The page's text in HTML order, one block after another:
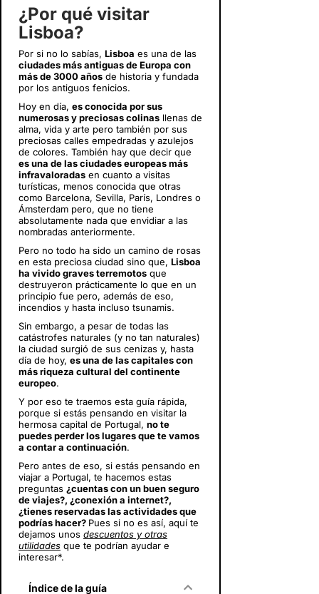
¿Por qué visitar
Lisboa?
Por si no lo sabías, Lisboa es una de las
ciudades más antiguas de Europa con
más de 3000 años de historia y fundada
por los antiguos fenicios.
Hoy en día, es conocida por sus
numerosas y preciosas colinas llenas de
alma, vida y arte pero también por sus
preciosas calles empedradas y azulejos
de colores. También hay que decir que
es una de las ciudades europeas más
infravaloradas en cuanto a visitas
turísticas, menos conocida que otras
como Barcelona, Sevilla, París, Londres o
Ámsterdam pero, que no tiene
absolutamente nada que envidiar a las
nombradas anteriormente.
Pero no todo ha sido un camino de rosas
en esta preciosa ciudad sino que, Lisboa
ha vivido graves terremotos que
destruyeron prácticamente lo que en un
principio fue pero, además de eso,
incendios y hasta incluso tsunamis.
Sin embargo, a pesar de todas las
catástrofes naturales (y no tan naturales)
la ciudad surgió de sus cenizas y, hasta
día de hoy, es una de las capitales con
más riqueza cultural del continente
europeo.
Y por eso te traemos esta guía rápida,
porque si estás pensando en visitar la
hermosa capital de Portugal, no te
puedes perder los lugares que te vamos
a contar a continuación.
Pero antes de eso, si estás pensando en
viajar a Portugal, te hacemos estas
preguntas ¿cuentas con un buen seguro
de viajes?, ¿conexión a internet?,
¿tienes reservadas las actividades que
podrías hacer? Pues si no es así, aquí te
dejamos unos descuentos y otras
utilidades que te podrían ayudar e
interesar*.
Índice de la guía